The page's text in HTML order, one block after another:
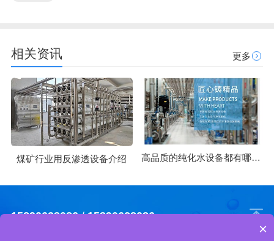
相关资讯 更多
煤矿行业用反渗透设备介绍 高品质的纯化水设备都有哪些优势
15890628086/15890628086
×